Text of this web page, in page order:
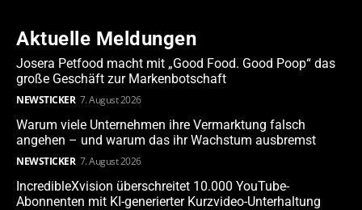
Aktuelle Meldungen
Josera Petfood macht mit „Good Food. Good Poop“ das
große Geschäft zur Markenbotschaft
NEWSTICKER 7. August 2026
Warum viele Unternehmen ihre Vermarktung falsch
angehen – und warum das ihr Wachstum ausbremst
NEWSTICKER 7. August 2026
IncredibleXvision überschreitet 10.000 YouTube-
Abonnenten mit KI-generierter Kurzvideo-Unterhaltung